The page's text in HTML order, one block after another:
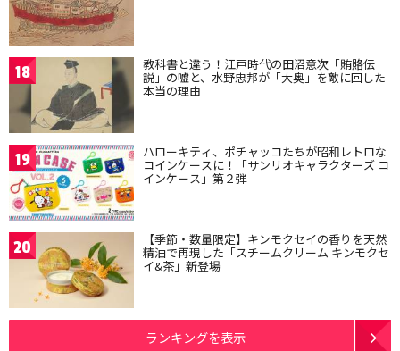
18 教科書と違う！江戸時代の田沼意次「賄賂伝
説」の嘘と、水野忠邦が「大奥」を敵に回した
本当の理由
19 ハローキティ、ポチャッコたちが昭和レトロな
コインケースに！「サンリオキャラクターズ コ
インケース」第２弾
20 【季節・数量限定】キンモクセイの香りを天然
精油で再現した「スチームクリーム キンモクセ
イ&茶」新登場
ランキングを表示